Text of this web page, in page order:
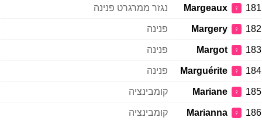
181
♀
Margeaux נגזר ממרגרט פנינה
182
♀
Margery פנינה
183
♀
Margot פנינה
184
♀
Marguérite פנינה
185
♀
Mariane קומבינציה
186
♀
Marianna קומבינציה